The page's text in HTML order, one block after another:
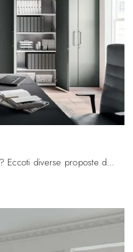
Vuoi allestire gli spazi di lavoro? Eccoti diverse proposte di armadi per ufficio in laccato, come il modello Armadio Ufficio S1 di Quadrifoglio.